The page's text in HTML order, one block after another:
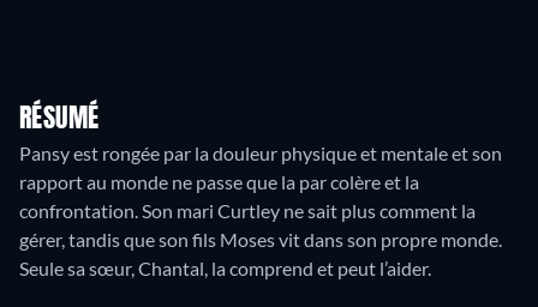
RÉSUMÉ
Pansy est rongée par la douleur physique et mentale et son
rapport au monde ne passe que la par colère et la
confrontation. Son mari Curtley ne sait plus comment la
gérer, tandis que son fils Moses vit dans son propre monde.
Seule sa sœur, Chantal, la comprend et peut l’aider.